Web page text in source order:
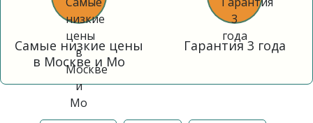
Самые низкие цены
в Москве и Мо
Гарантия 3 года